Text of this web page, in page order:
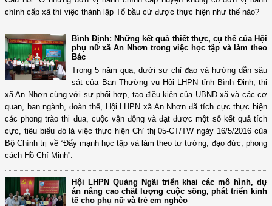
chính cấp xã thì việc thành lập Tổ bầu cử được thực hiện như thế nào?
Bình Định: Những kết quả thiết thực, cụ thể của Hội
phụ nữ xã An Nhơn trong việc học tập và làm theo
Bác
Trong 5 năm qua, dưới sự chỉ đạo và hướng dẫn sâu
sát của Ban Thường vụ Hội LHPN tỉnh Bình Định, thị
xã An Nhơn cùng với sự phối hợp, tạo điều kiện của UBND xã và các cơ
quan, ban ngành, đoàn thể, Hội LHPN xã An Nhơn đã tích cực thực hiện
các phong trào thi đua, cuộc vận động và đạt được một số kết quả tích
cực, tiêu biểu đó là việc thực hiện Chỉ thị 05-CT/TW ngày 16/5/2016 của
Bộ Chính trị về “Đẩy mạnh học tập và làm theo tư tưởng, đạo đức, phong
cách Hồ Chí Minh”.
Hội LHPN Quảng Ngãi triển khai các mô hình, dự
án nâng cao chất lượng cuộc sống, phát triển kinh
tế cho phụ nữ và trẻ em nghèo